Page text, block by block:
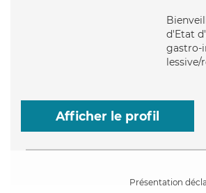
d'Etat
gastro-
lessive/
Afficher le profil
Présentation